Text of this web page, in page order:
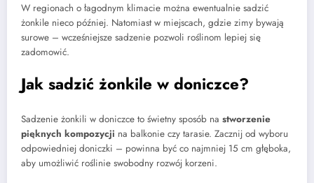
W regionach o łagodnym klimacie można ewentualnie sadzić
żonkile nieco później. Natomiast w miejscach, gdzie zimy bywają
surowe – wcześniejsze sadzenie pozwoli roślinom lepiej się
zadomowić.
Jak sadzić żonkile w doniczce?
Sadzenie żonkili w doniczce to świetny sposób na stworzenie
pięknych kompozycji na balkonie czy tarasie. Zacznij od wyboru
odpowiedniej doniczki – powinna być co najmniej 15 cm głęboka,
aby umożliwić roślinie swobodny rozwój korzeni.